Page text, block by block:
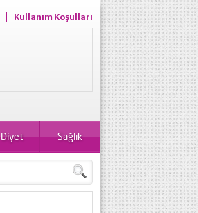
Kullanım Koşulları
Diyet Sağlık